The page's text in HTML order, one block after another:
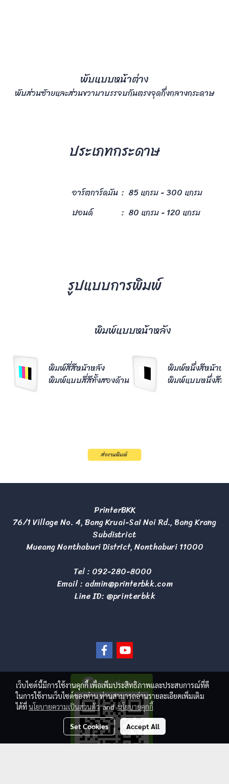
พับแบบหน้าต่าง
พับส่วนซ้ายและส่วนขวามาบรรจบกันตรงจุดกึ่งกลางกระดาษ
ประเภทกระดาษ
อาร์ตการ์ดมัน : 85 แกรม - 300 แกรม
ปอนด์
: 80 แกรม - 120 แกรม
รูปแบบการพิมพ์
พิมพ์แบบหน้าหลัง
พิมพ์สี่สีหน้าหลัง
พิมพ์แบบสี่สีทั้งสองด้าน
พิมพ์หนึ่งสีหน้าห
พิมพ์แบบหนึ่งสีทั้
PrinterBKK
76/1 Village No. 4, Bang Kruai-Sai Noi Rd., Bang Krang
Subdistrict
Mueang Nonthaburi District, Nonthaburi 11000
Tel : 092-280-8000
Email : admin@printerbkk.com
Line ID: @printerbkk
@printerbkk
เว็บไซต์นี้มีการใช้งานคุกกี้ เพื่อเพิ่มประสิทธิภาพและประสบการณ์ที่ดี
ในการใช้งานเว็บไซต์ของท่าน ท่านสามารถอ่านรายละเอียดเพิ่มเติม
ได้ที่นโยบายความเป็นส่วนตัวandนโยบายคุกกี้
Set Cookies Accept All